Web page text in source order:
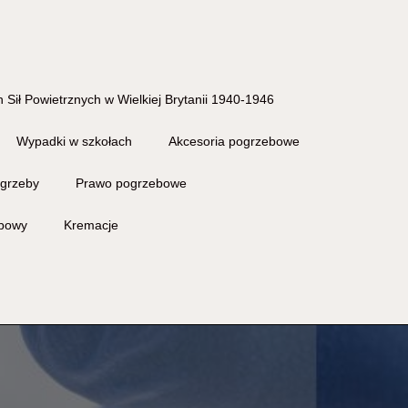
Powietrznych w Wielkiej Brytanii 1940-1946
Wypadki w szkołach Akcesoria pogrzebowe
Prawo pogrzebowe
Kremacje